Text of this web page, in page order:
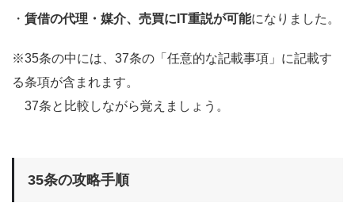
・ 賃借の代理・媒介、売買にIT重説が可能になりました。
※35条の中には、37条の「任意的な記載事項」に記載す
る条項が含まれます。
37条と比較しながら覚えましょう。
35条の攻略手順